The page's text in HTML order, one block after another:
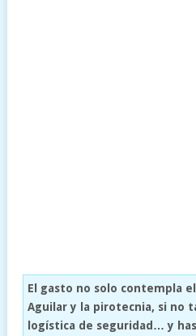
El gasto no solo contempla
Aguilar y la pirotecnia, si no
logística de seguridad… y